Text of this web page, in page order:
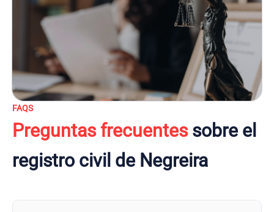
FAQS
Preguntas frecuentessobre el
registro civil de Negreira